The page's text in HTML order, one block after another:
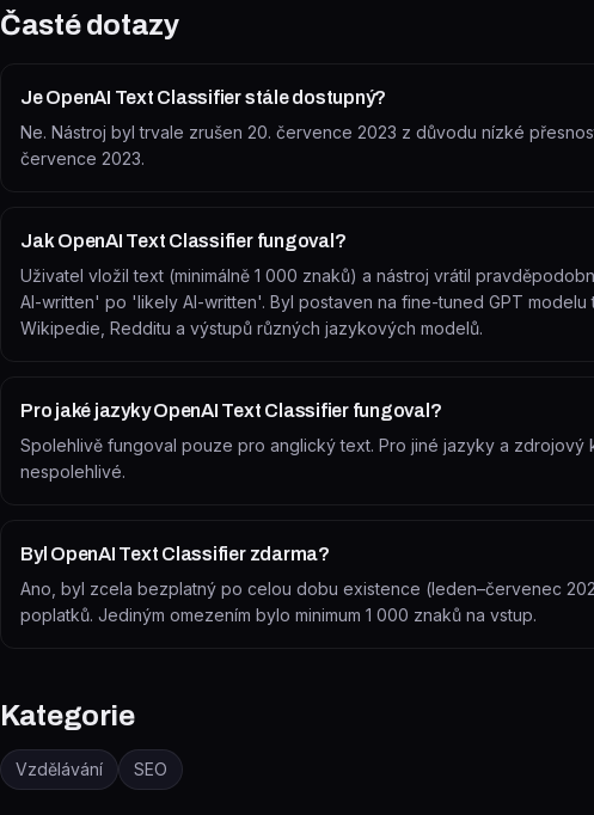
Časté dotazy
Je OpenAI Text Classifier stále dostupný?
Ne. Nástroj byl trvale zrušen 20. července 2023 z důvodu nízké
července 2023.
Jak OpenAI Text Classifier fungoval?
Uživatel vložil text (minimálně 1 000 znaků) a nástroj vrátil
AI-written' po 'likely AI-written'. Byl postaven na fine-tuned GPT
Wikipedie, Redditu a výstupů různých jazykových modelů.
Pro jaké jazyky OpenAI Text Classifier fungoval?
Spolehlivě fungoval pouze pro anglický text. Pro jiné jazyky a
nespolehlivé.
Byl OpenAI Text Classifier zdarma?
Ano, byl zcela bezplatný po celou dobu existence (leden–červenec
poplatků. Jediným omezením bylo minimum 1 000 znaků na vstup.
Kategorie
Vzdělávání SEO